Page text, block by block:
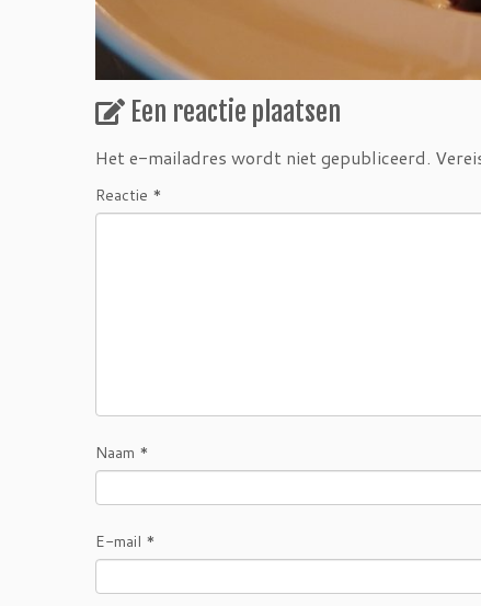
Een reactie plaatsen
Het e-mailadres wordt niet gepubliceerd.
Reactie *
Naam *
E-mail *